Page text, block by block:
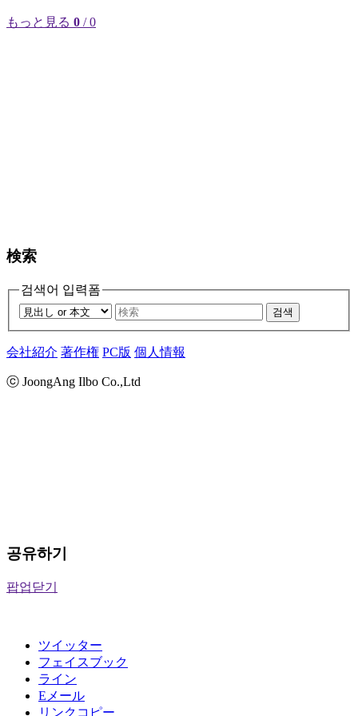
もっと見る 0 / 0
検索
검색어 입력폼
검색
会社紹介 著作権 PC版 個人情報
ⓒ JoongAng Ilbo Co.,Ltd
공유하기
팝업닫기
ツイッター
フェイスブック
ライン
Eメール
リンクコピー